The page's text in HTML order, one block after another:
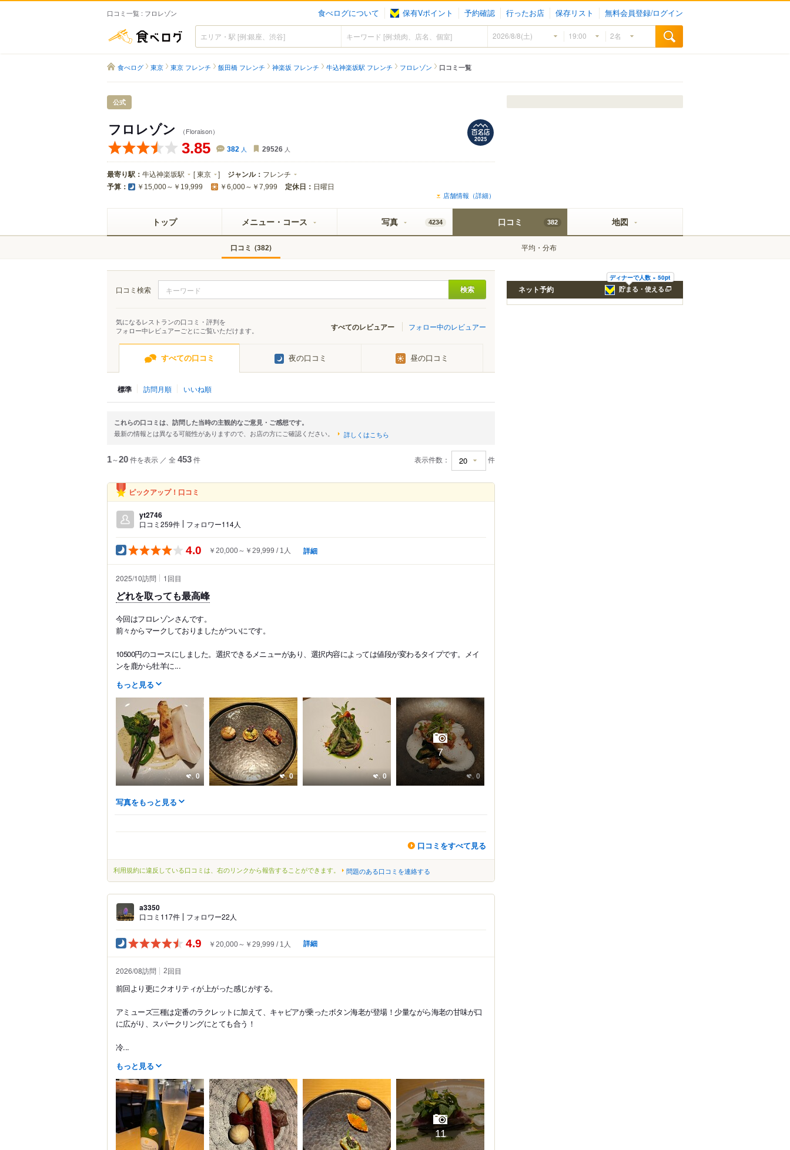
口コミ一覧 : フロレゾン 食べログについて 保有Vポイント 予約確認 行ったお店 保存リスト 無料会員登録/ログイン
食べログ
食べログ 東京 東京 フレンチ 飯田橋 フレンチ 神楽坂 フレンチ 牛込神楽坂駅 フレンチ フロレゾン 口コミ一覧
公式
フロレゾン （Floraison）
3.85 382 人 29526 人
最寄り駅： 牛込神楽坂駅 [東京 ] ジャンル： フレンチ
予算： ￥15,000～￥19,999 ￥6,000～￥7,999 定休日： 日曜日
店舗情報（詳細）
トップ メニュー・コース 写真 4234 口コミ 382
口コミ (382) 平均・分布
地図
口コミ検索
気になるレストランの口コミ・評判を
フォロー中レビュアーごとにご覧いただけます。
すべてのレビュアー フォロー中のレビュアー
すべての口コミ 夜の口コミ 昼の口コミ
標準 訪問月順 いいね順
これらの口コミは、訪問した当時の主観的なご意見・ご感想です。
最新の情報とは異なる可能性がありますので、お店の方にご確認ください。 詳しくはこちら
1～20件を表示 ／ 全 453件 表示件数： 件
ピックアップ！口コミ
yt2746
口コミ259件 フォロワー114人
4.0 ￥20,000～￥29,999 1人 詳細
2025/10訪問 1回目
どれを取っても最高峰
今回はフロレゾンさんです。
前々からマークしておりましたがついにです。
10500円のコースにしました。選択できるメニューがあり、選択内容によっては値段が変わるタイプです。メイ
ンを鹿から牡羊に...
もっと見る
0 0 0 0
7
写真をもっと見る
口コミをすべて見る
利用規約に違反している口コミは、右のリンクから報告することができます。 問題のある口コミを連絡する
a3350
口コミ117件 フォロワー22人
4.9 ￥20,000～￥29,999 1人 詳細
2026/08訪問 2回目
前回より更にクオリティが上がった感じがする。
アミューズ三種は定番のラクレットに加えて、キャビアが乗ったボタン海老が登場！少量ながら海老の甘味が口
に広がり、スパークリングにとても合う！
冷...
もっと見る
11
ディナーで人数 × 50pt
貯まる・使える
ネット予約